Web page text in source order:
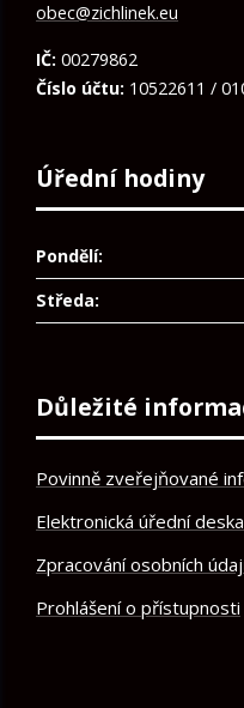
obec@zichlinek.eu
IČ: 00279862
Číslo účtu: 10522611 /
Úřední hodiny
Pondělí:
Středa:
Důležité
Povinně zveřejňované
Elektronická úřední deska
Zpracování osobních
Prohlášení o přístupnosti